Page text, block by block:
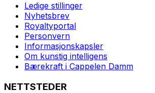
Ledige stillinger
Nyhetsbrev
Royaltyportal
Personvern
Informasjonskapsler
Om kunstig intelligens
Bærekraft i Cappelen Damm
NETTSTEDER